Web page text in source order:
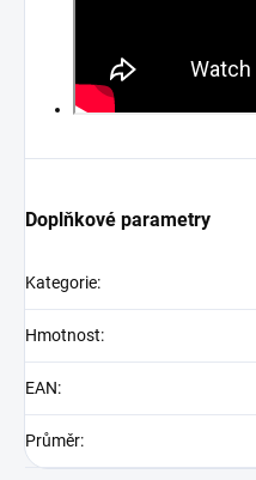
Doplňkové parametry
Kategorie:
Hmotnost:
EAN:
Průměr: